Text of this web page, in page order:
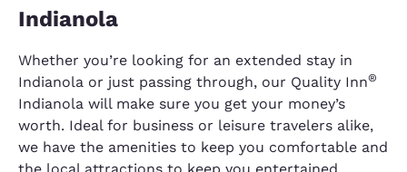
Indianola
Whether you’re looking for an extended stay in
Indianola or just passing through, our Quality Inn®
Indianola will make sure you get your money’s
worth. Ideal for business or leisure travelers alike,
we have the amenities to keep you comfortable and